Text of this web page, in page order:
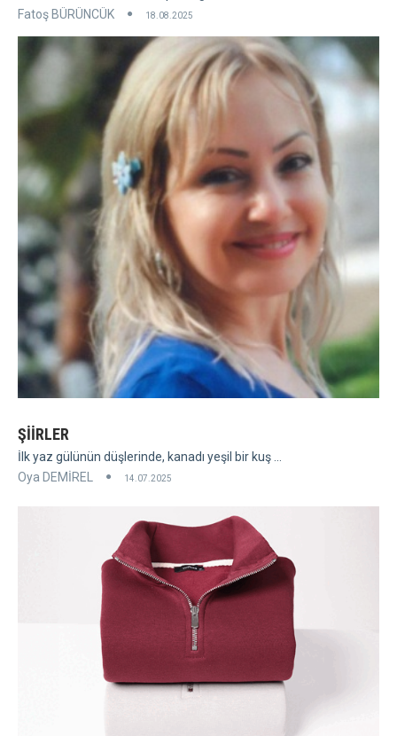
Fatoş BÜRÜNCÜK
18.08.2025
ŞİİRLER
İlk yaz gülünün düşlerinde, kanadı yeşil bir kuş ...
Oya DEMİREL
14.07.2025